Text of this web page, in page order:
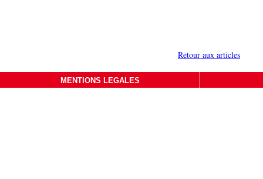
Retour aux articles
MENTIONS LEGALES